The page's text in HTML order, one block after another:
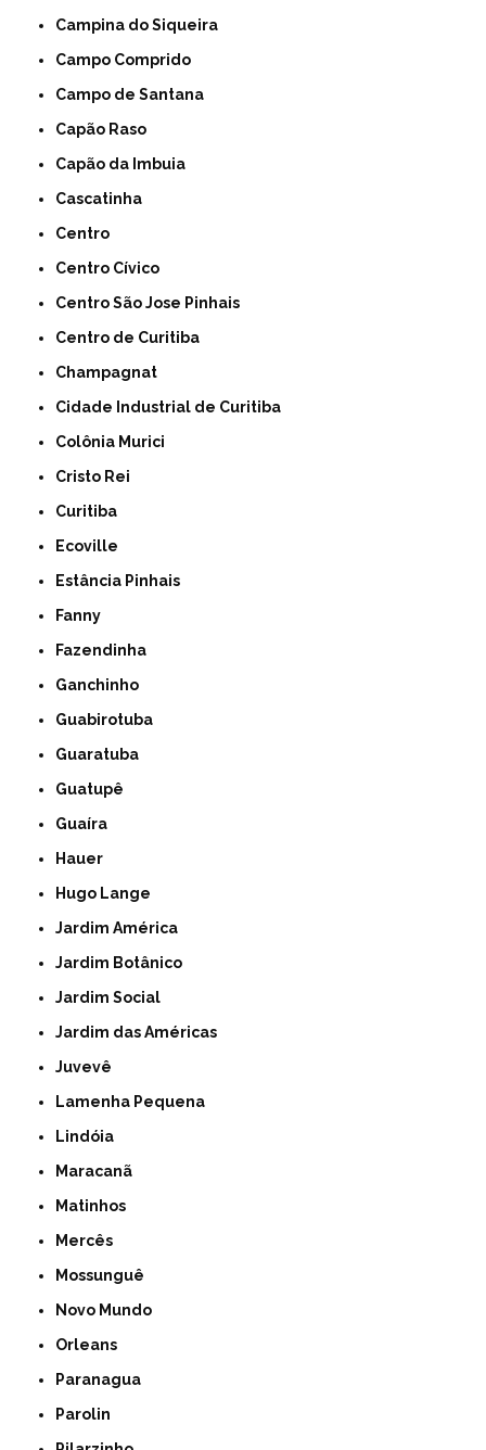
Campina do Siqueira
Campo Comprido
Campo de Santana
Capão Raso
Capão da Imbuia
Cascatinha
Centro
Centro Cívico
Centro São Jose Pinhais
Centro de Curitiba
Champagnat
Cidade Industrial de Curitiba
Colônia Murici
Cristo Rei
Curitiba
Ecoville
Estância Pinhais
Fanny
Fazendinha
Ganchinho
Guabirotuba
Guaratuba
Guatupê
Guaíra
Hauer
Hugo Lange
Jardim América
Jardim Botânico
Jardim Social
Jardim das Américas
Juvevê
Lamenha Pequena
Lindóia
Maracanã
Matinhos
Mercês
Mossunguê
Novo Mundo
Orleans
Paranagua
Parolin